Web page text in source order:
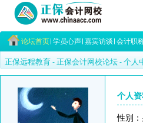
论坛首页 学员心声 嘉宾访谈 会计职
正保远程教育 - 正保会计网校论坛 - 个人
个人
性别：